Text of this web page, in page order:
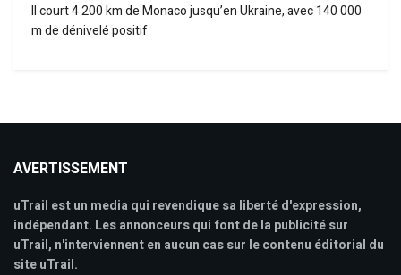
Il court 4 200 km de Monaco jusqu’en Ukraine, avec 140 000
m de dénivelé positif
AVERTISSEMENT
uTrail est un media qui revendique sa liberté d'expression,
indépendant. Les annonceurs qui font de la publicité sur
uTrail, n'interviennent en aucun cas sur le contenu éditorial du
site uTrail.